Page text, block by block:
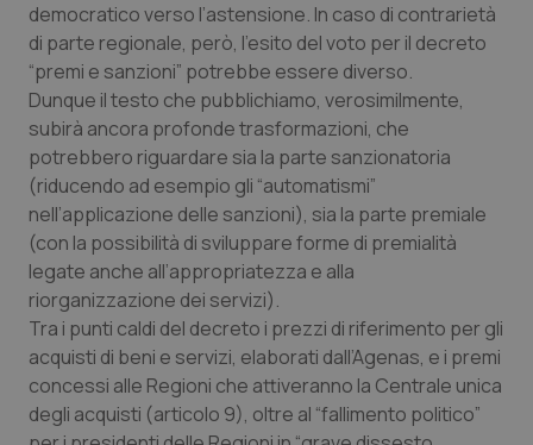
Lombardia
Marche
Molise
Piemonte
Provincia Autonoma di Bolzano
Provincia Autonoma di Trento
Puglia
Dolore
Donna & Salute
Epatiti
HIV
Infezioni & Febbre
Ipertensione & Scompenso
Malattie rare
democratico verso l’astensione. In caso di contrarietà
di parte regionale, però, l’esito del voto per il decreto
“premi e sanzioni” potrebbe essere diverso.
Dunque il testo che pubblichiamo, verosimilmente,
subirà ancora profonde trasformazioni, che
potrebbero riguardare sia la parte sanzionatoria
(riducendo ad esempio gli “automatismi”
nell’applicazione delle sanzioni), sia la parte premiale
(con la possibilità di sviluppare forme di premialità
legate anche all’appropriatezza e alla
riorganizzazione dei servizi).
Tra i punti caldi del decreto i prezzi di riferimento per gli
acquisti di beni e servizi, elaborati dall’Agenas, e i premi
concessi alle Regioni che attiveranno la Centrale unica
degli acquisti (articolo 9), oltre al “fallimento politico”